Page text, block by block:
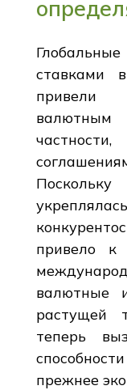
ставками
привели
привело к
валютные
растущей
теперь
прежнее